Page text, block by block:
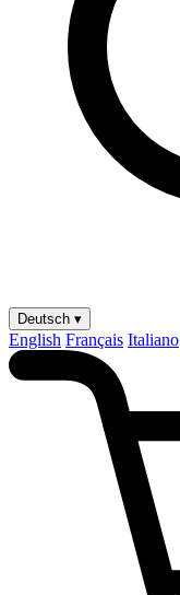
Deutsch ▾
English Français Italiano